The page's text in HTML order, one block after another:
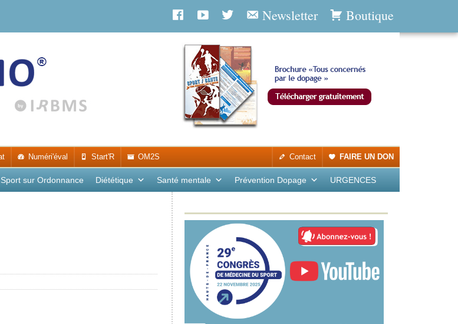
Boutique
Newsletter
Numéri'éval Start'R OM2S FAIRE UN DON
Contact
Sport sur Ordonnance Diététique Santé mentale Prévention Dopage URGENCES